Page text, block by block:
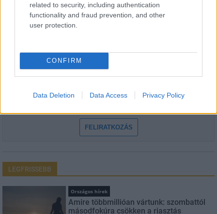
related to security, including authentication
functionality and fraud prevention, and other
user protection.
CONFIRM
Data Deletion Data Access Privacy Policy
HÍRLEVÉL
E-mail cím
Feliratkozom a hírlevélre és elfogadom azadatvédelmi
FELIRATKOZÁS
LEGFRISSEBB
Országos hírek
Amire többmillióan vártunk: szombattól
másodfokúra csökken a riasztás